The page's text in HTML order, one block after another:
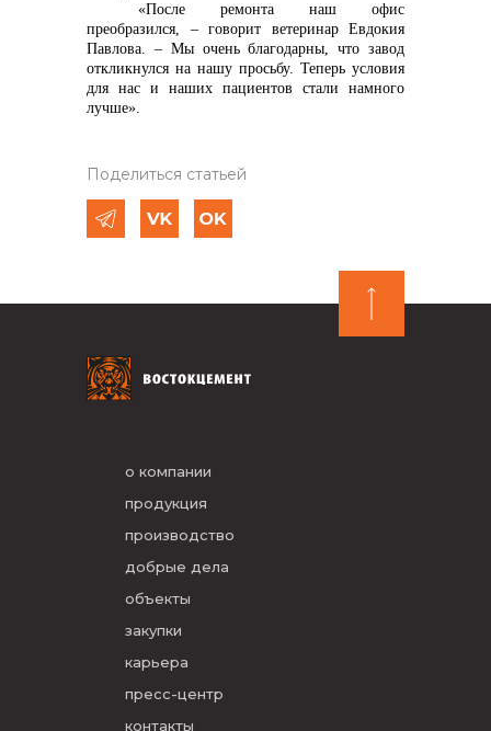
«После ремонта наш офис
преобразился, – говорит ветеринар Евдокия
Павлова. – Мы очень благодарны, что завод
откликнулся на нашу просьбу. Теперь условия
для нас и наших пациентов стали намного
лучше».
Поделиться статьей
о компании
продукция
производство
добрые дела
объекты
закупки
карьера
пресс-центр
контакты